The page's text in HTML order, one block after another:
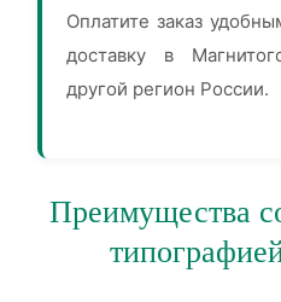
Оплатите заказ
доставку в
другой регион России.
Преимущества